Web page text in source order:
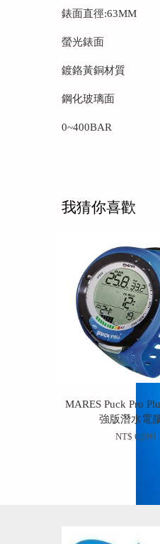
錶面直徑:63MM
螢光錶面
鍍鉻黃銅材質
鋼化玻璃面
0~400BAR
我猜你喜歡
MARES Puck Pro
強版潛水電
NT$ 6,999